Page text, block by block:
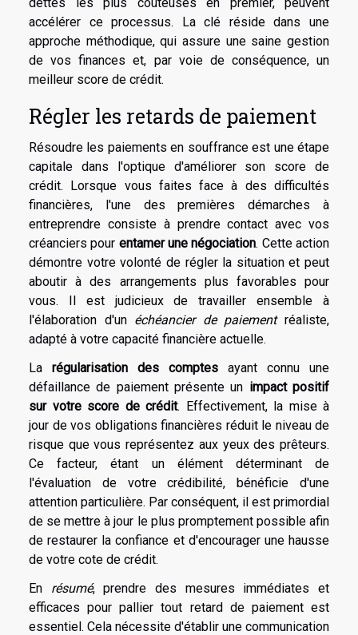
accélérer ce processus. La clé réside dans une
approche méthodique, qui assure une saine gestion
de vos finances et, par voie de conséquence, un
meilleur score de crédit.
Régler les retards de paiement
Résoudre les paiements en souffrance est une étape
capitale dans l'optique d'améliorer son score de
crédit. Lorsque vous faites face à des difficultés
financières, l'une des premières démarches à
entreprendre consiste à prendre contact avec vos
créanciers pour entamer une négociation. Cette action
démontre votre volonté de régler la situation et peut
aboutir à des arrangements plus favorables pour
vous. Il est judicieux de travailler ensemble à
l'élaboration d'un échéancier de paiementréaliste,
adapté à votre capacité financière actuelle.
La régularisation des comptes ayant connu une
défaillance de paiement présente un impact positif
sur votre score de crédit. Effectivement, la mise à
jour de vos obligations financières réduit le niveau de
risque que vous représentez aux yeux des prêteurs.
Ce facteur, étant un élément déterminant de
l'évaluation de votre crédibilité, bénéficie d'une
attention particulière. Par conséquent, il est primordial
de se mettre à jour le plus promptement possible afin
de restaurer la confiance et d'encourager une hausse
de votre cote de crédit.
En résumé, prendre des mesures immédiates et
efficaces pour pallier tout retard de paiement est
essentiel. Cela nécessite d'établir une communication